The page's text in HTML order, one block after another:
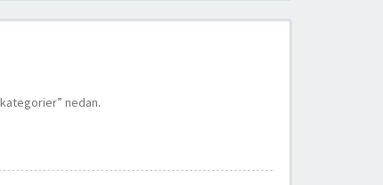
nedan.